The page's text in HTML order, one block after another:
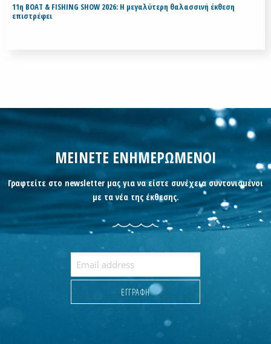
11η BOAT & FISHING SHOW 2026: Η μεγαλύτερη θαλασσινή έκθεση
επιστρέφει
ΜΕΙΝΕΤΕ ΕΝΗΜΕΡΩΜΕΝΟΙ
Γραφτείτε στο newsletter μας για να είστε συνέχεια συντονισμένοι
με τα νέα της έκθεσης.